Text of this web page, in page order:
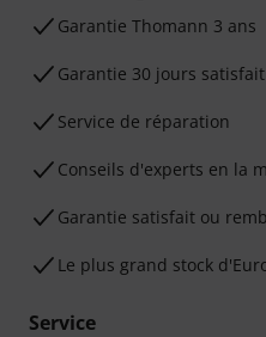
Ga­ran­tie Thomann 3 ans
Garantie 30 jours
Service de réparation
Conseils d'experts en la
Garantie satisfait ou
Le plus grand stock
Service